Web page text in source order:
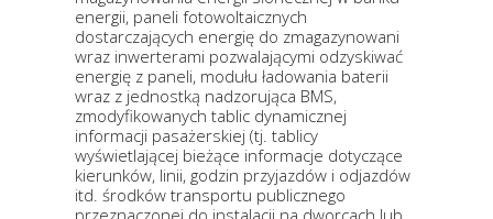
energii, paneli fotowoltaicznych
dostarczających energię do zmagazynowani
wraz inwerterami pozwalającymi odzyskiwać
energię z paneli, modułu ładowania baterii
wraz z jednostką nadzorująca BMS,
zmodyfikowanych tablic dynamicznej
informacji pasażerskiej (tj. tablicy
wyświetlającej bieżące informacje dotyczące
kierunków, linii, godzin przyjazdów i odjazdów
itd. środków transportu publicznego
przeznaczonej do instalacji na dworcach lub